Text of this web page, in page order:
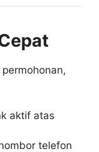
aktif atas
telefon